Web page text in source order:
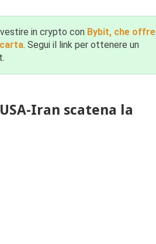
in crypto con Bybit, che offre
. Segui il link per ottenere un
Iran scatena la